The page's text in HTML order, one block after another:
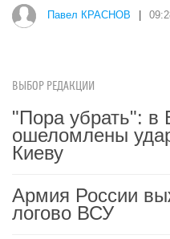
Павел КРАСНОВ
ВЫБОР РЕДАКЦИИ
"Пора убрать": в
ошеломлены
Киеву
Армия России
логово ВСУ